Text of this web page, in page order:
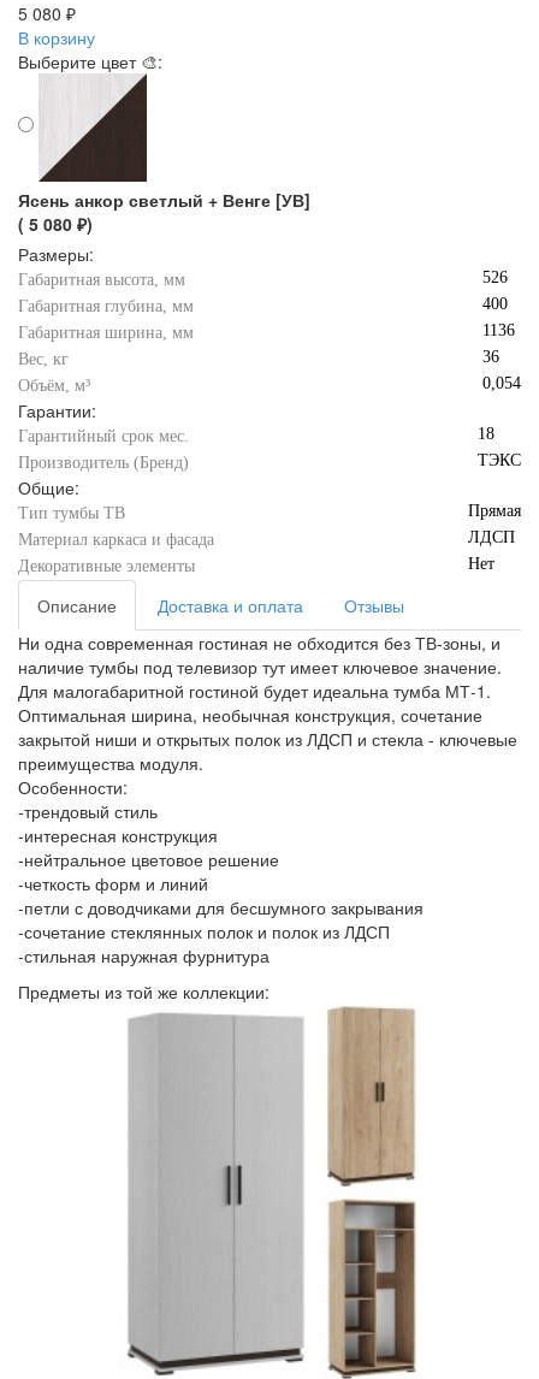
5 080 ₽
В корзину
Выберите цвет 🎨:
Ясень анкор светлый + Венге [УВ]
( 5 080 ₽)
Размеры:
Габаритная высота, мм
526
Габаритная глубина, мм
400
Габаритная ширина, мм
1136
Вес, кг
36
Объём, м³
0,054
Гарантии:
Гарантийный срок мес.
18
Производитель (Бренд)
ТЭКС
Общие:
Тип тумбы ТВ
Прямая
Материал каркаса и фасада
ЛДСП
Декоративные элементы
Нет
Описание Доставка и оплата
Отзывы
Ни одна современная гостиная не обходится без ТВ-зоны, и
наличие тумбы под телевизор тут имеет ключевое значение.
Для малогабаритной гостиной будет идеальна тумба МТ-1.
Оптимальная ширина, необычная конструкция, сочетание
закрытой ниши и открытых полок из ЛДСП и стекла - ключевые
преимущества модуля.
Особенности:
-трендовый стиль
-интересная конструкция
-нейтральное цветовое решение
-четкость форм и линий
-петли с доводчиками для бесшумного закрывания
-сочетание стеклянных полок и полок из ЛДСП
-стильная наружная фурнитура
Предметы из той же коллекции: